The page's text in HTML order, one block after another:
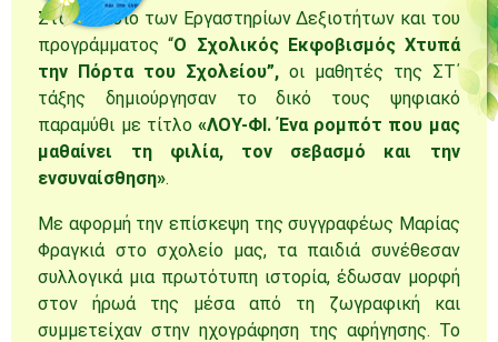
Στο πλαίσιο των Εργαστηρίων Δεξιοτήτων και του
προγράμματος “Ο Σχολικός Εκφοβισμός Χτυπά
την Πόρτα του Σχολείου”, οι μαθητές της ΣΤ΄
τάξης δημιούργησαν το δικό τους ψηφιακό
παραμύθι με τίτλο«ΛΟΥ-ΦΙ. Ένα ρομπότ που μας
μαθαίνει τη φιλία, τον σεβασμό και την
ενσυναίσθηση».
Με αφορμή την επίσκεψη της συγγραφέως Μαρίας
Φραγκιά στο σχολείο μας, τα παιδιά συνέθεσαν
συλλογικά μια πρωτότυπη ιστορία, έδωσαν μορφή
στον ήρωά της μέσα από τη ζωγραφική και
συμμετείχαν στην ηχογράφηση της αφήγησης. Το